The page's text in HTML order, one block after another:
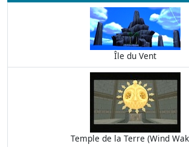
Île du Vent
Temple de la Terre (Wind